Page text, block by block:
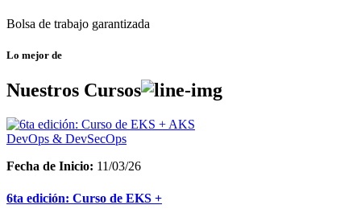
Bolsa de trabajo garantizada
Lo mejor de
Nuestros Cursos
DevOps & DevSecOps
Fecha de Inicio: 11/03/26
6ta edición: Curso de EKS +